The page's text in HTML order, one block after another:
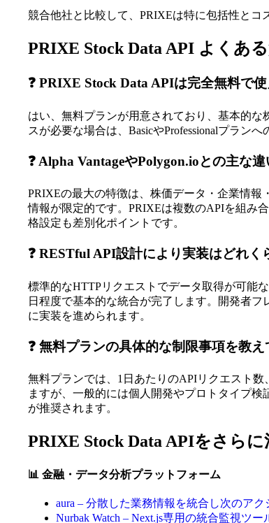
競合他社と比較して、PRIXEは特に包括性とコ
PRIXE Stock Data API よくあ
❓ PRIXE Stock Data APIは完全無料で
はい、無料プランが用意されており、基本的
スが必要な場合は、BasicやProfessionalプラン
❓ Alpha VantageやPolygon.iοとの主な
PRIXEの最大の特徴は、株価データ・企業情報
情報が限定的です。PRIXEは複数のAPIを組み
格設定も差別化ポイントです。
❓ RESTful API設計により実装はどれく
標準的なHTTPリクエストでデータ取得が可能
日程度で基本的な統合が完了します。開発者
に実装を進められます。
❓ 無料プランの具体的な制限事項を教
無料プランでは、1日あたりのAPIリクエスト
ますが、一般的には個人開発やプロトタイプ
が推奨されます。
PRIXE Stock Data APIをさら
📊 金融・データ分析プラットフォーム
aura – 分散した業務情報を統合し次のア
Nurbak Watch – Next.js専用の統合監視ツー